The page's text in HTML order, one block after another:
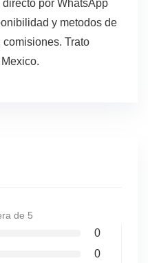
por WhatsApp
y metodos de
Trato
de 5
0
0